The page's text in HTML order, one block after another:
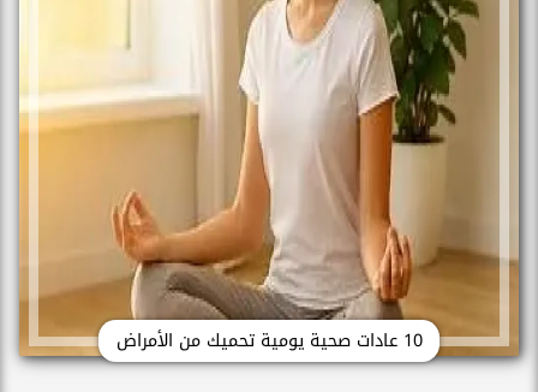
10 عادات صحية يومية تحميك من الأمراض